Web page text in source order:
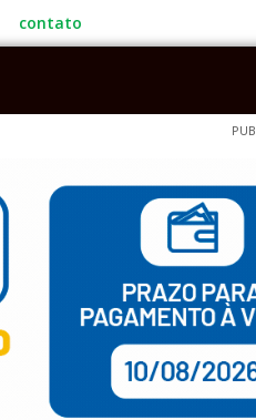
contato